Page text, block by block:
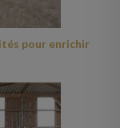
pour enrichir